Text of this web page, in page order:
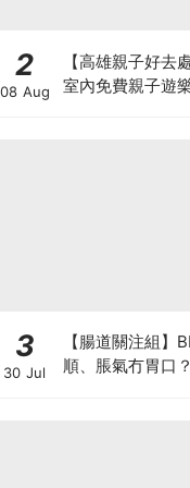
2
08 Aug
【高雄親子好去
室內免費親子遊
3
30 Jul
【腸道關注組】
順、脹氣冇胃口